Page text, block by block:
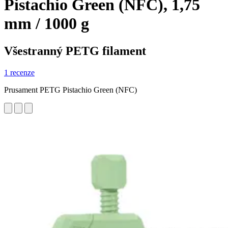
Pistachio Green (NFC), 1,75
mm / 1000 g
Všestranný PETG filament
1 recenze
Prusament PETG Pistachio Green (NFC)